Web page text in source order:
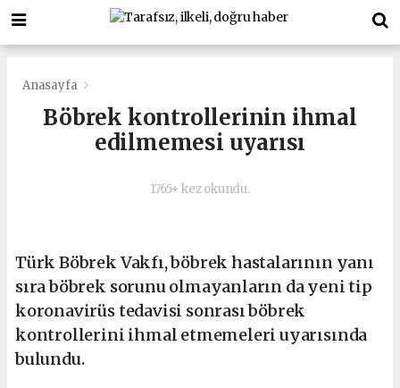
Anasayfa
Böbrek kontrollerinin ihmal
edilmemesi uyarısı
1765+ kez okundu.
Türk Böbrek Vakfı, böbrek hastalarının yanı
sıra böbrek sorunu olmayanların da yeni tip
koronavirüs tedavisi sonrası böbrek
kontrollerini ihmal etmemeleri uyarısında
bulundu.